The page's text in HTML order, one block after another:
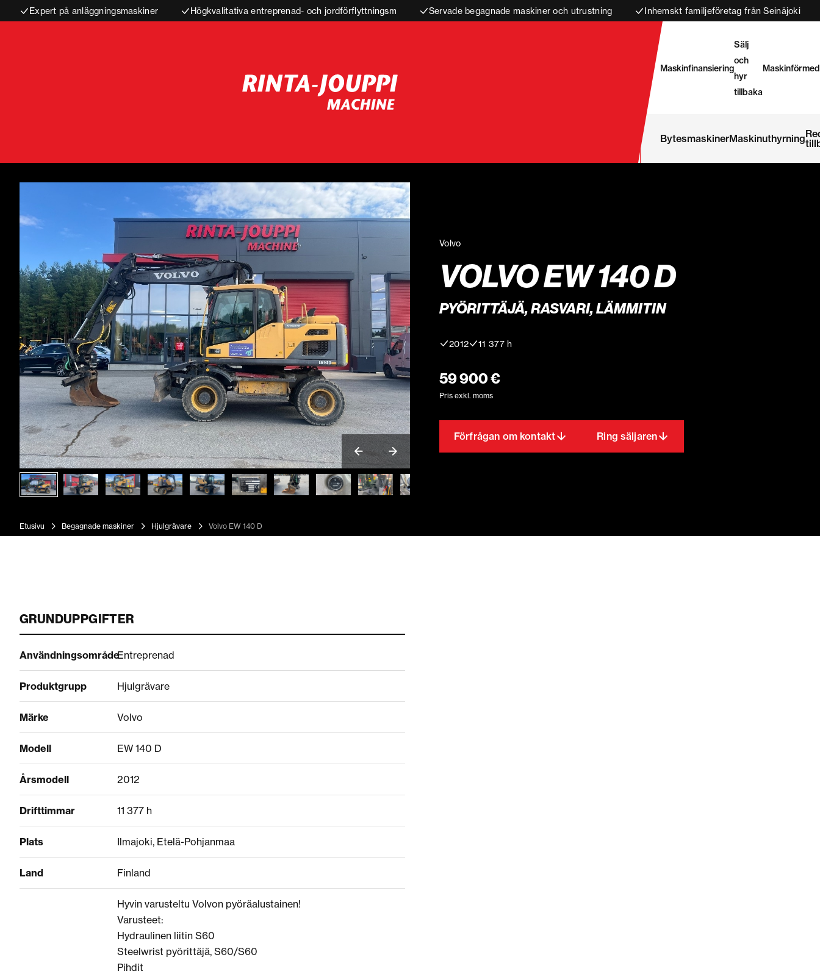
Expert på anläggningsmaskiner Högkvalitativa entreprenad- och jordförflyttningsm Servade begagnade maskiner och utrustning Inhemskt familjeföretag från Seinäjoki
Maskinfinansiering
Sälj
och
hyr
tillbaka
BytesmaskinerMaskinuthyrning
Volvo
VOLVO EW 140 D
PYÖRITTÄJÄ, RASVARI, LÄMMITIN
2012 11 377 h
59 900 €
Pris exkl. moms
Förfrågan om kontakt Ring säljaren
Etusivu Begagnade maskiner Hjulgrävare Volvo EW 140 D
GRUNDUPPGIFTER
AnvändningsområdeEntreprenad
Produktgrupp Hjulgrävare
Märke Volvo
Modell EW 140 D
Årsmodell 2012
Drifttimmar 11 377 h
Plats Ilmajoki, Etelä-Pohjanmaa
Land Finland
Hyvin varusteltu Volvon pyöräalustainen!
Varusteet:
Hydraulinen liitin S60
Steelwrist pyörittäjä, S60/S60
Pihdit